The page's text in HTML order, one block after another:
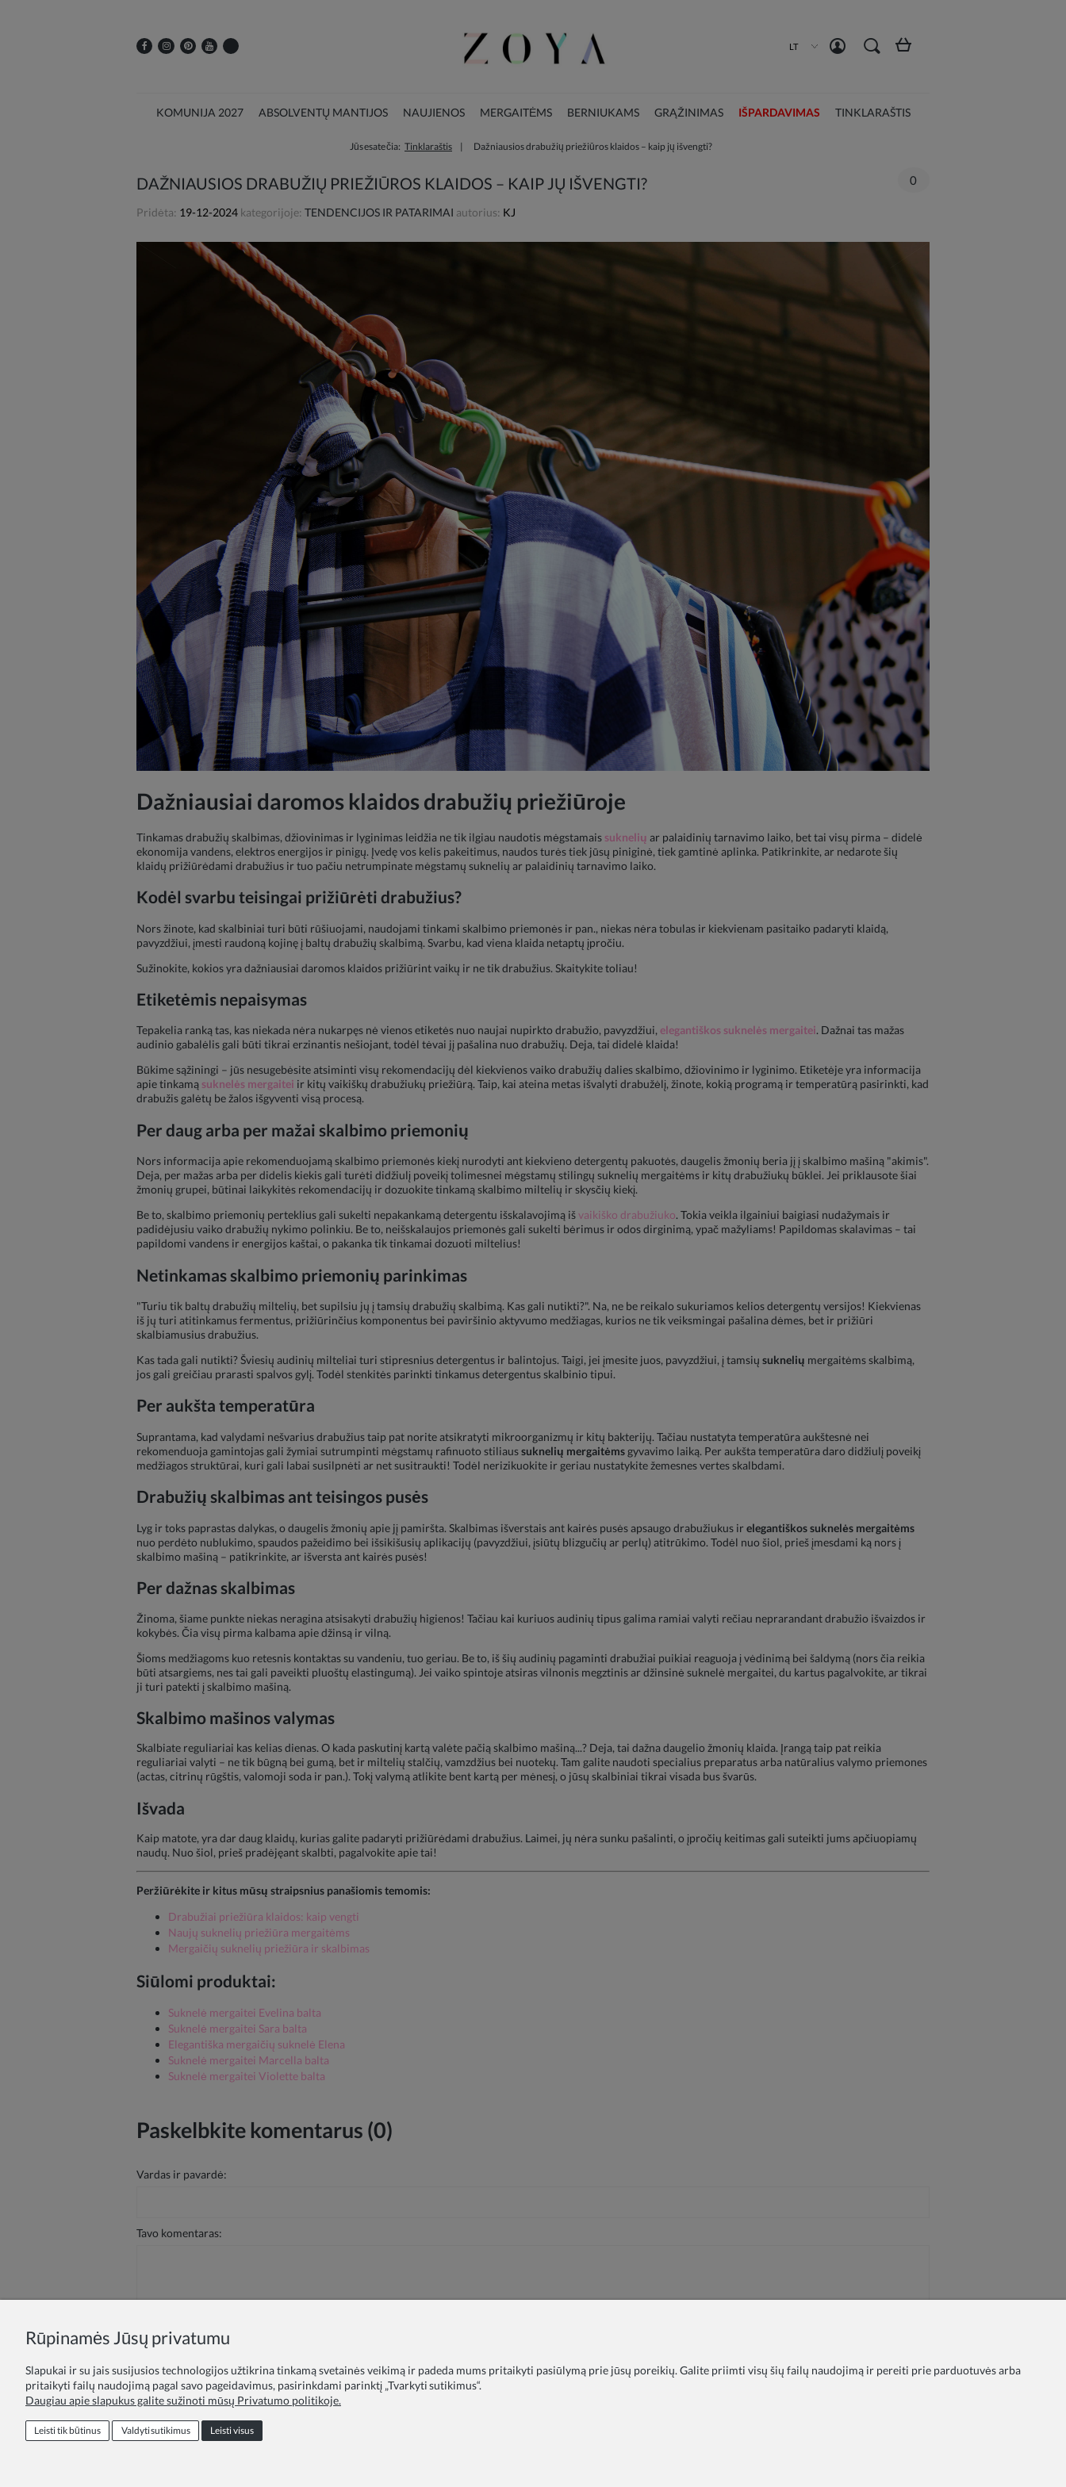
LT
KOMUNIJA 2027 ABSOLVENTŲ MANTIJOS NAUJIENOS MERGAITĖMS BERNIUKAMS GRĄŽINIMAS IŠPARDAVIMAS TINKLARAŠTIS
Jūs esate čia: Tinklaraštis Dažniausios drabužių priežiūros klaidos – kaip jų išvengti?
DAŽNIAUSIOS DRABUŽIŲ PRIEŽIŪROS KLAIDOS – KAIP JŲ IŠVENGTI? 0
Pridėta: 19-12-2024 kategorijoje: TENDENCIJOS IR PATARIMAI autorius: KJ
Dažniausiai daromos klaidos drabužių priežiūroje
Tinkamas drabužių skalbimas, džiovinimas ir lyginimas leidžia ne tik ilgiau naudotis mėgstamais suknelių ar palaidinių tarnavimo laiko, bet tai visų pirma – didelė
ekonomija vandens, elektros energijos ir pinigų. Įvedę vos kelis pakeitimus, naudos turės tiek jūsų piniginė, tiek gamtinė aplinka. Patikrinkite, ar nedarote šių
klaidų prižiūrėdami drabužius ir tuo pačiu netrumpinate mėgstamų suknelių ar palaidinių tarnavimo laiko.
Kodėl svarbu teisingai prižiūrėti drabužius?
Nors žinote, kad skalbiniai turi būti rūšiuojami, naudojami tinkami skalbimo priemonės ir pan., niekas nėra tobulas ir kiekvienam pasitaiko padaryti klaidą,
pavyzdžiui, įmesti raudoną kojinę į baltų drabužių skalbimą. Svarbu, kad viena klaida netaptų įpročiu.
Sužinokite, kokios yra dažniausiai daromos klaidos prižiūrint vaikų ir ne tik drabužius. Skaitykite toliau!
Etiketėmis nepaisymas
Tepakelia ranką tas, kas niekada nėra nukarpęs nė vienos etiketės nuo naujai nupirkto drabužio, pavyzdžiui, elegantiškos suknelės mergaitei. Dažnai tas mažas
audinio gabalėlis gali būti tikrai erzinantis nešiojant, todėl tėvai jį pašalina nuo drabužių. Deja, tai didelė klaida!
Būkime sąžiningi – jūs nesugebėsite atsiminti visų rekomendacijų dėl kiekvienos vaiko drabužių dalies skalbimo, džiovinimo ir lyginimo. Etiketėje yra informacija
apie tinkamą suknelės mergaitei ir kitų vaikiškų drabužiukų priežiūrą. Taip, kai ateina metas išvalyti drabužėlį, žinote, kokią programą ir temperatūrą pasirinkti, kad
drabužis galėtų be žalos išgyventi visą procesą.
Per daug arba per mažai skalbimo priemonių
Nors informacija apie rekomenduojamą skalbimo priemonės kiekį nurodyti ant kiekvieno detergentų pakuotės, daugelis žmonių beria jį į skalbimo mašiną "akimis".
Deja, per mažas arba per didelis kiekis gali turėti didžiulį poveikį tolimesnei mėgstamų stilingų suknelių mergaitėms ir kitų drabužiukų būklei. Jei priklausote šiai
žmonių grupei, būtinai laikykitės rekomendacijų ir dozuokite tinkamą skalbimo miltelių ir skysčių kiekį.
Be to, skalbimo priemonių perteklius gali sukelti nepakankamą detergentu išskalavojimą išvaikiško drabužiuko. Tokia veikla ilgainiui baigiasi nudažymais ir
padidėjusiu vaiko drabužių nykimo polinkiu. Be to, neišskalaujos priemonės gali sukelti bėrimus ir odos dirginimą, ypač mažyliams! Papildomas skalavimas – tai
papildomi vandens ir energijos kaštai, o pakanka tik tinkamai dozuoti miltelius!
Netinkamas skalbimo priemonių parinkimas
"Turiu tik baltų drabužių miltelių, bet supilsiu jų į tamsių drabužių skalbimą. Kas gali nutikti?". Na, ne be reikalo sukuriamos kelios detergentų versijos! Kiekvienas
iš jų turi atitinkamus fermentus, prižiūrinčius komponentus bei paviršinio aktyvumo medžiagas, kurios ne tik veiksmingai pašalina dėmes, bet ir prižiūri
skalbiamusius drabužius.
Kas tada gali nutikti? Šviesių audinių milteliai turi stipresnius detergentus ir balintojus. Taigi, jei įmesite juos, pavyzdžiui, į tamsių suknelių mergaitėms skalbimą,
jos gali greičiau prarasti spalvos gylį. Todėl stenkitės parinkti tinkamus detergentus skalbinio tipui.
Per aukšta temperatūra
Suprantama, kad valydami nešvarius drabužius taip pat norite atsikratyti mikroorganizmų ir kitų bakterijų. Tačiau nustatyta temperatūra aukštesnė nei
rekomenduoja gamintojas gali žymiai sutrumpinti mėgstamų rafinuoto stiliaussuknelių mergaitėms gyvavimo laiką. Per aukšta temperatūra daro didžiulį poveikį
medžiagos struktūrai, kuri gali labai susilpnėti ar net susitraukti! Todėl nerizikuokite ir geriau nustatykite žemesnes vertes skalbdami.
Drabužių skalbimas ant teisingos pusės
Lyg ir toks paprastas dalykas, o daugelis žmonių apie jį pamiršta. Skalbimas išverstais ant kairės pusės apsaugo drabužiukus irelegantiškos suknelės mergaitėms
nuo perdėto nublukimo, spaudos pažeidimo bei išsikišusių aplikacijų (pavyzdžiui, įsiūtų blizgučių ar perlų) atitrūkimo. Todėl nuo šiol, prieš įmesdami ką nors į
skalbimo mašiną – patikrinkite, ar išversta ant kairės pusės!
Per dažnas skalbimas
Žinoma, šiame punkte niekas neragina atsisakyti drabužių higienos! Tačiau kai kuriuos audinių tipus galima ramiai valyti rečiau neprarandant drabužio išvaizdos ir
kokybės. Čia visų pirma kalbama apie džinsą ir vilną.
Šioms medžiagoms kuo retesnis kontaktas su vandeniu, tuo geriau. Be to, iš šių audinių pagaminti drabužiai puikiai reaguoja į vėdinimą bei šaldymą (nors čia reikia
būti atsargiems, nes tai gali paveikti pluoštų elastingumą). Jei vaiko spintoje atsiras vilnonis megztinis ar džinsinė suknelė mergaitei, du kartus pagalvokite, ar tikrai
ji turi patekti į skalbimo mašiną.
Skalbimo mašinos valymas
Skalbiate reguliariai kas kelias dienas. O kada paskutinį kartą valėte pačią skalbimo mašiną...? Deja, tai dažna daugelio žmonių klaida. Įrangą taip pat reikia
reguliariai valyti – ne tik būgną bei gumą, bet ir miltelių stalčių, vamzdžius bei nuotekų. Tam galite naudoti specialius preparatus arba natūralius valymo priemones
(actas, citrinų rūgštis, valomoji soda ir pan.). Tokį valymą atlikite bent kartą per mėnesį, o jūsų skalbiniai tikrai visada bus švarūs.
Išvada
Kaip matote, yra dar daug klaidų, kurias galite padaryti prižiūrėdami drabužius. Laimei, jų nėra sunku pašalinti, o įpročių keitimas gali suteikti jums apčiuopiamų
naudų. Nuo šiol, prieš pradėjęant skalbti, pagalvokite apie tai!
Peržiūrėkite ir kitus mūsų straipsnius panašiomis temomis:
Drabužiai priežiūra klaidos: kaip vengti
Naujų suknelių priežiūra mergaitėms
Mergaičių suknelių priežiūra ir skalbimas
Siūlomi produktai:
Suknelė mergaitei Evelina balta
Suknelė mergaitei Sara balta
Elegantiška mergaičių suknelė Elena
Suknelė mergaitei Marcella balta
Suknelė mergaitei Violette balta
Paskelbkite komentarus (0)
Vardas ir pavardė:
Tavo komentaras:
Siųsti
Lojalumo programa
Rūpinamės Jūsų privatumu
Slapukai ir su jais susijusios technologijos užtikrina tinkamą svetainės veikimą ir padeda mums pritaikyti pasiūlymą prie jūsų poreikių. Galite priimti visų šių failų naudojimą ir pereiti prie parduotuvės arba
pritaikyti failų naudojimą pagal savo pageidavimus, pasirinkdami parinktį „Tvarkyti sutikimus“.
Daugiau apie slapukus galite sužinoti mūsų Privatumo politikoje.
Leisti tik būtinus Valdyti sutikimus Leisti visus